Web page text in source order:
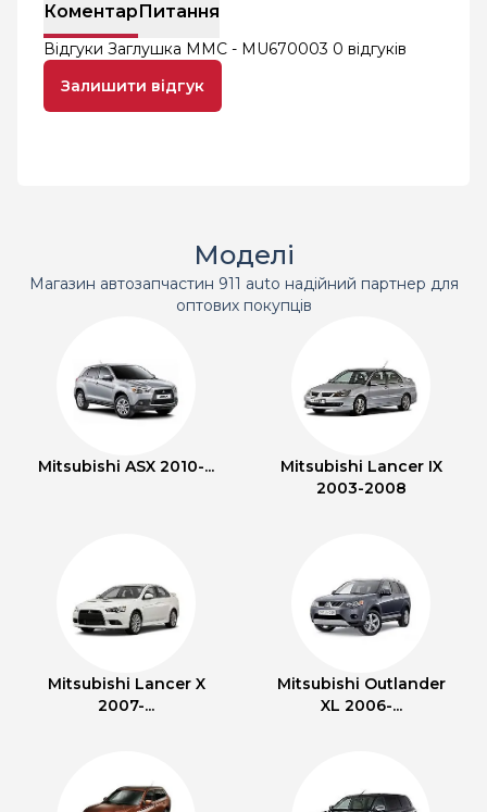
КоментарПитання
Відгуки Заглушка MMC - MU670003 0 відгуків
Залишити відгук
Моделі
Магазин автозапчастин 911 auto надійний партнер для
оптових покупців
Mitsubishi ASX 2010-...
Mitsubishi Lancer IX
2003-2008
Mitsubishi Lancer X
2007-...
Mitsubishi Outlander
XL 2006-...